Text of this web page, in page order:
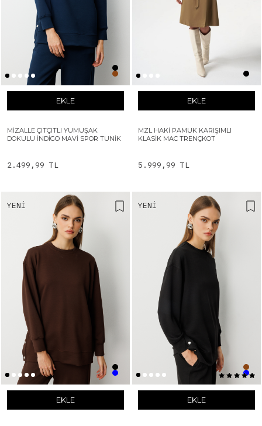
EKLE
MIZALLE ÇITÇITLI YUMUŞAK
DOKULU İNDIGO MAVI SPOR TUNIK
2.499,99 TL
EKLE
MZL HAKI PAMUK KARIŞIMLI
KLASIK MAC TRENÇKOT
5.999,99 TL
YENI
EKLE
YENI
EKLE